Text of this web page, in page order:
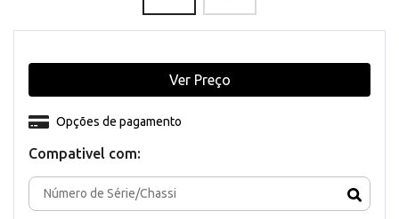
Compativel com:
Opções de pagamento
Ver Preço